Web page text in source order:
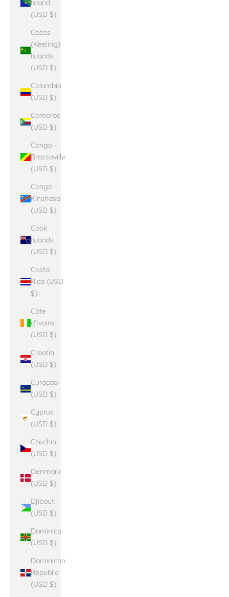
Island
(USD $)
Cocos
(Keeling)
Islands
(USD $)
Colombia
(USD $)
Comoros
(USD $)
Congo -
Brazzaville
(USD $)
Congo -
Kinshasa
(USD $)
Cook
Islands
(USD $)
Costa
Rica (USD
$)
Côte
d’Ivoire
(USD $)
Croatia
(USD $)
Curaçao
(USD $)
Cyprus
(USD $)
Czechia
(USD $)
Denmark
(USD $)
Djibouti
(USD $)
Dominica
(USD $)
Dominican
Republic
(USD $)